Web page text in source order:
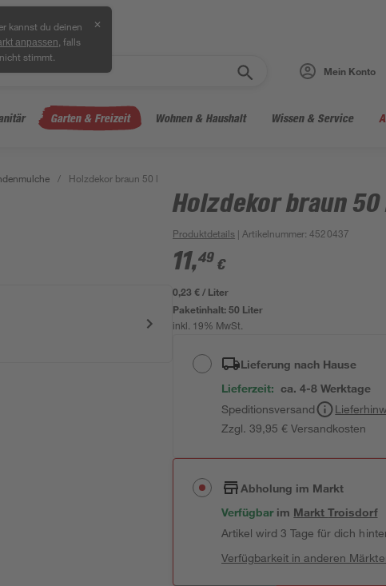
kannst du deinen
anpassen , falls
stimmt.
✕
Mein Konto
Garten & Freizeit Wohnen & Haushalt Wissen & Service
/ Holzdekor braun 50 l
Holzdekor braun 50
Produktdetails | Artikelnummer:4520437
11,49 €
0,23 € / Liter
Paketinhalt:50 Liter
inkl. 19% MwSt.
Lieferung nach Hause
Lieferzeit: ca. 4-8 Werktage
Speditionsversand
Zzgl. 39,95 € Versandkosten
Abholung im Markt
Verfügbar im MarktTroisdorf
Artikel wird 3 Tage für dich
Verfügbarkeit in anderen